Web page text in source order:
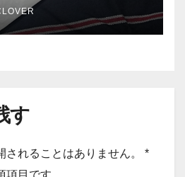
す
されることはありません。
*